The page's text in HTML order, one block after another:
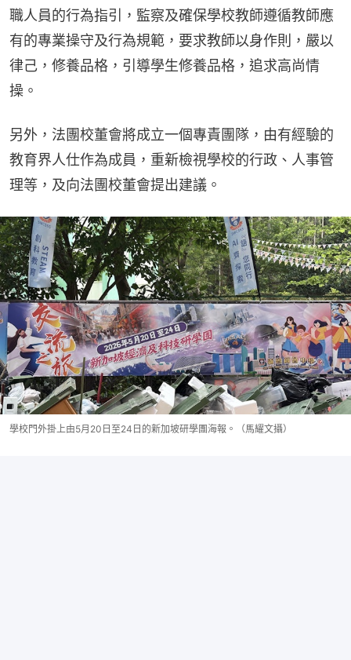
職人員的行為指引，監察及確保學校教師遵循教師應
有的專業操守及行為規範，要求教師以身作則，嚴以
律己，修養品格，引導學生修養品格，追求高尚情
操。
另外，法團校董會將成立一個專責團隊，由有經驗的
教育界人仕作為成員，重新檢視學校的行政、人事管
理等，及向法團校董會提出建議。
學校門外掛上由5月20日至24日的新加坡研學團海報。（馬耀文攝）